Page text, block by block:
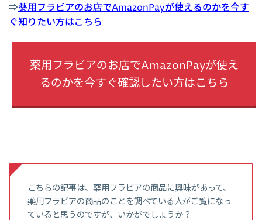
⇒薬用フラビアのお店でAmazonPayが使えるのかを今す
ぐ知りたい方はこちら
薬用フラビアのお店でAmazonPayが使え
るのかを今すぐ確認したい方はこちら
こちらの記事は、薬用フラビアの商品に興味があって、
薬用フラビアの商品のことを調べている人がご覧になっ
ていると思うのですが、いかがでしょうか？